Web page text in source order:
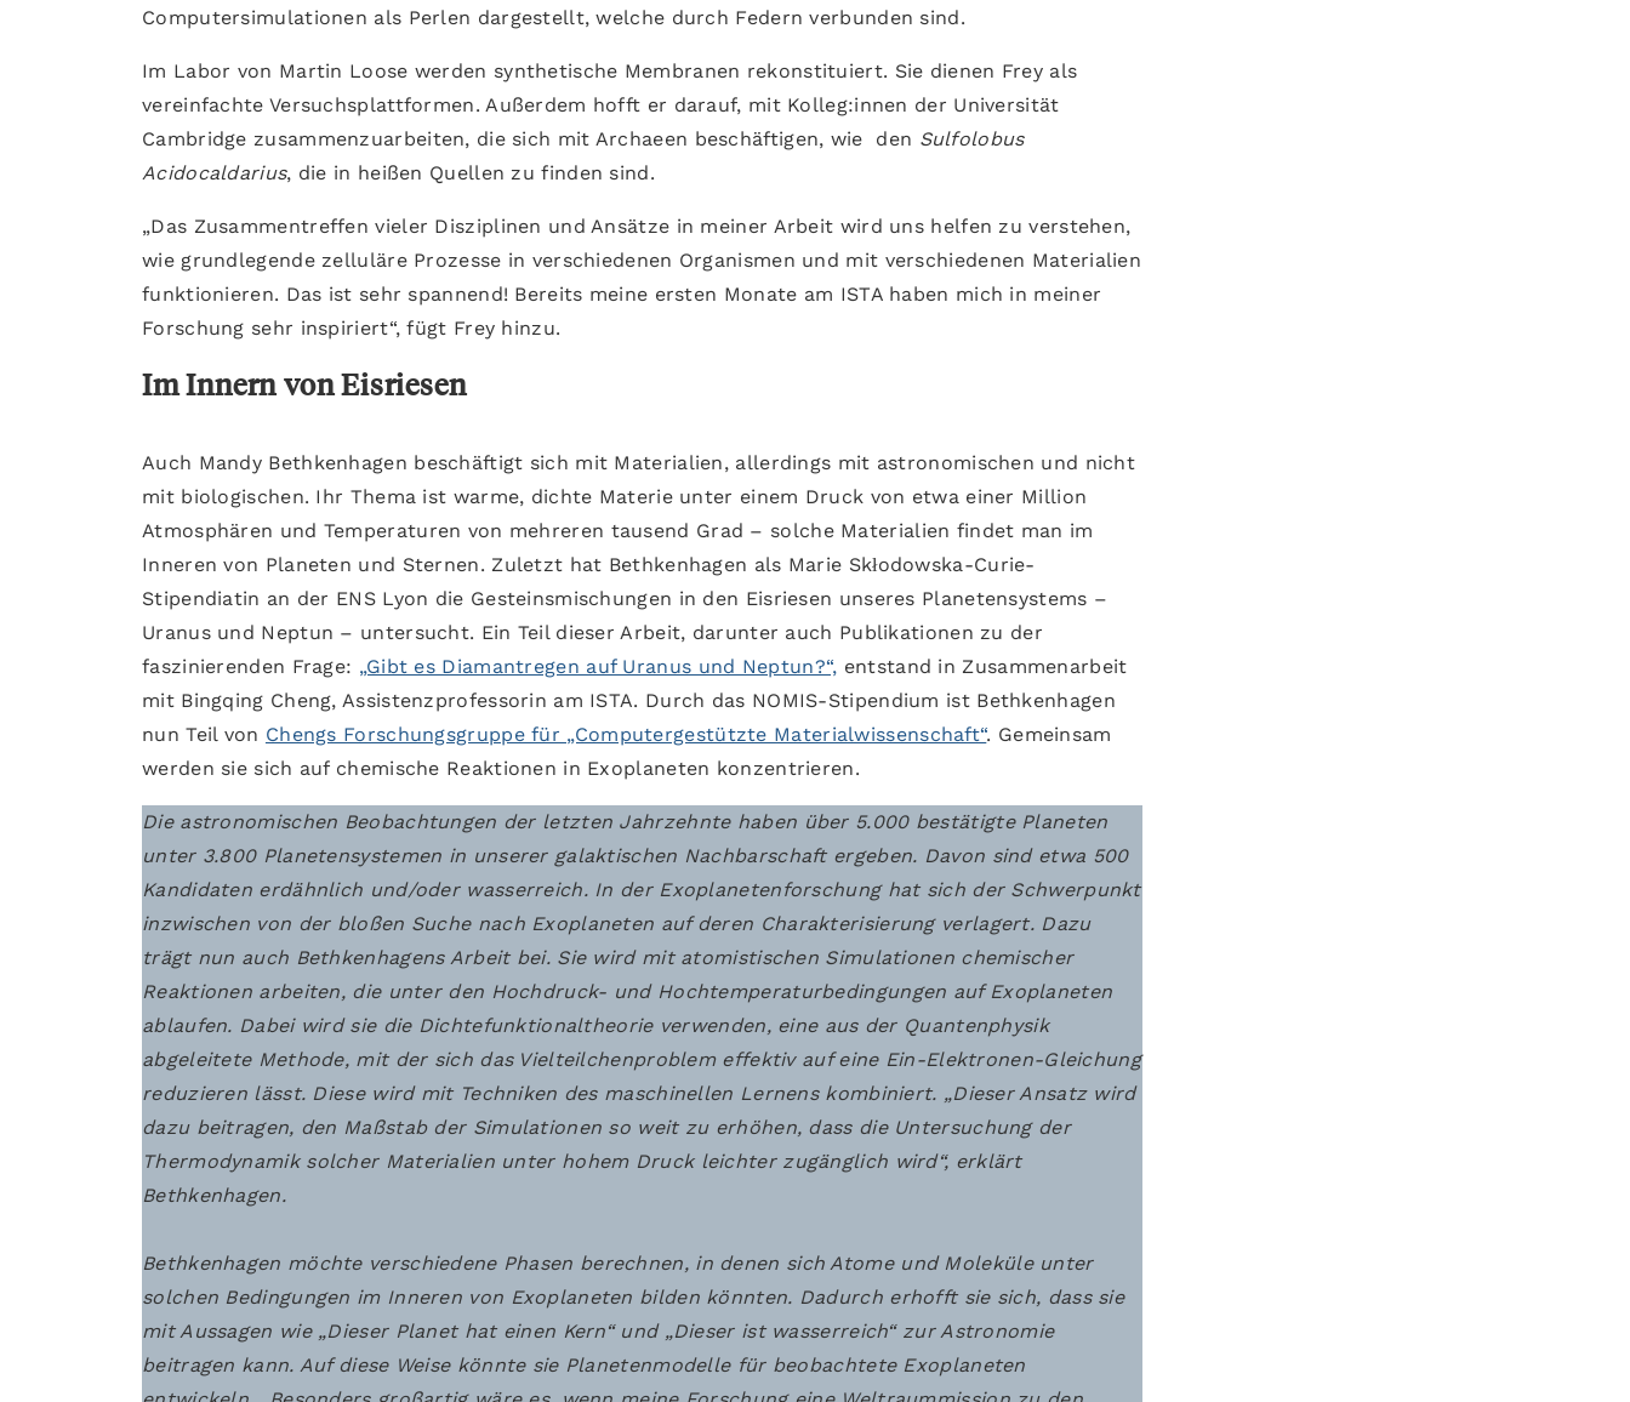
Computersimulationen als Perlen dargestellt, welche durch Federn verbunden sind.
Im Labor von Martin Loose werden synthetische Membranen rekonstituiert. Sie dienen Frey als
vereinfachte Versuchsplattformen. Außerdem hofft er darauf, mit Kolleg:innen der Universität
Cambridge zusammenzuarbeiten, die sich mit Archaeen beschäftigen, wie den Sulfolobus
Acidocaldarius, die in heißen Quellen zu finden sind.
„Das Zusammentreffen vieler Disziplinen und Ansätze in meiner Arbeit wird uns helfen zu verstehen,
wie grundlegende zelluläre Prozesse in verschiedenen Organismen und mit verschiedenen Materialien
funktionieren. Das ist sehr spannend! Bereits meine ersten Monate am ISTA haben mich in meiner
Forschung sehr inspiriert“, fügt Frey hinzu.
Im Innern von Eisriesen
Auch Mandy Bethkenhagen beschäftigt sich mit Materialien, allerdings mit astronomischen und nicht
mit biologischen. Ihr Thema ist warme, dichte Materie unter einem Druck von etwa einer Million
Atmosphären und Temperaturen von mehreren tausend Grad – solche Materialien findet man im
Inneren von Planeten und Sternen. Zuletzt hat Bethkenhagen als Marie Skłodowska-Curie-
Stipendiatin an der ENS Lyon die Gesteinsmischungen in den Eisriesen unseres Planetensystems –
Uranus und Neptun – untersucht. Ein Teil dieser Arbeit, darunter auch Publikationen zu der
faszinierenden Frage: „Gibt es Diamantregen auf Uranus und Neptun?“, entstand in Zusammenarbeit
mit Bingqing Cheng, Assistenzprofessorin am ISTA. Durch das NOMIS-Stipendium ist Bethkenhagen
nun Teil von Chengs Forschungsgruppe für „Computergestützte Materialwissenschaft“. Gemeinsam
werden sie sich auf chemische Reaktionen in Exoplaneten konzentrieren.
Die astronomischen Beobachtungen der letzten Jahrzehnte haben über 5.000 bestätigte Planeten
unter 3.800 Planetensystemen in unserer galaktischen Nachbarschaft ergeben. Davon sind etwa 500
Kandidaten erdähnlich und/oder wasserreich. In der Exoplanetenforschung hat sich der Schwerpunkt
inzwischen von der bloßen Suche nach Exoplaneten auf deren Charakterisierung verlagert. Dazu
trägt nun auch Bethkenhagens Arbeit bei. Sie wird mit atomistischen Simulationen chemischer
Reaktionen arbeiten, die unter den Hochdruck- und Hochtemperaturbedingungen auf Exoplaneten
ablaufen. Dabei wird sie die Dichtefunktionaltheorie verwenden, eine aus der Quantenphysik
abgeleitete Methode, mit der sich das Vielteilchenproblem effektiv auf eine Ein-Elektronen-Gleichung
reduzieren lässt. Diese wird mit Techniken des maschinellen Lernens kombiniert. „Dieser Ansatz wird
dazu beitragen, den Maßstab der Simulationen so weit zu erhöhen, dass die Untersuchung der
Thermodynamik solcher Materialien unter hohem Druck leichter zugänglich wird“, erklärt
Bethkenhagen.
Bethkenhagen möchte verschiedene Phasen berechnen, in denen sich Atome und Moleküle unter
solchen Bedingungen im Inneren von Exoplaneten bilden könnten. Dadurch erhofft sie sich, dass sie
mit Aussagen wie „Dieser Planet hat einen Kern“ und „Dieser ist wasserreich“ zur Astronomie
beitragen kann. Auf diese Weise könnte sie Planetenmodelle für beobachtete Exoplaneten